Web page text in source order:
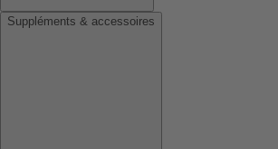
Suppléments & accessoires